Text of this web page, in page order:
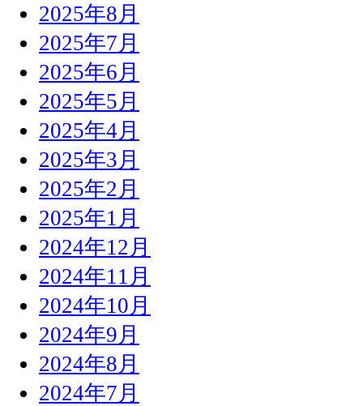
2025年8月
2025年7月
2025年6月
2025年5月
2025年4月
2025年3月
2025年2月
2025年1月
2024年12月
2024年11月
2024年10月
2024年9月
2024年8月
2024年7月